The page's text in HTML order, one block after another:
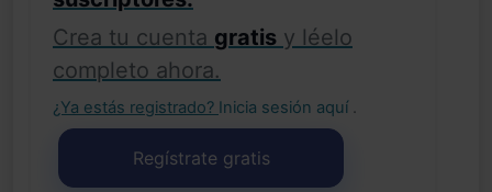
Crea tu cuenta gratis y léelo
completo ahora.
¿Ya estás registrado? Inicia sesión aquí .
Regístrate gratis